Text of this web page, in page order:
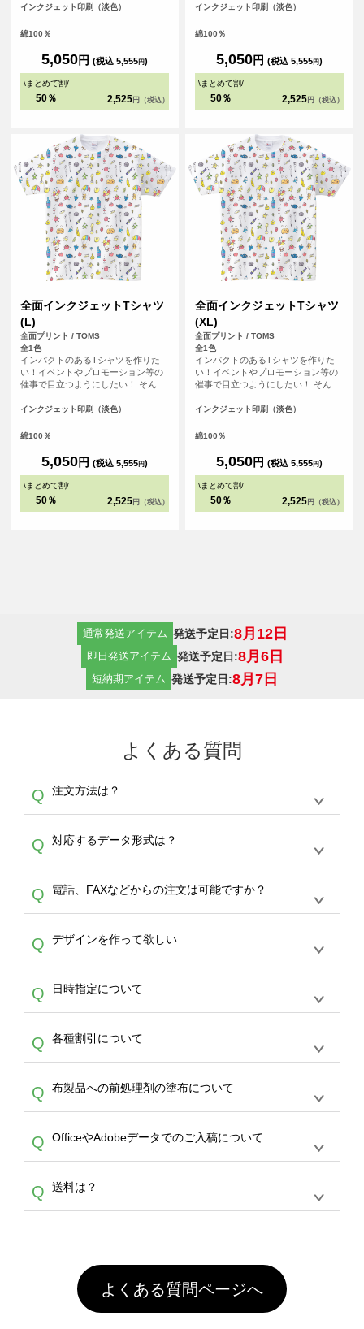
ントできるTシャツです。首元から袖
所にプリントを入れることができま
伸びにくく耐久性の高い、5.6オンス
生地のTシャツを使用。せっかくデザ
インした全面プリントも剥がれるこ
用しています。
インクジェット印刷（淡色）
綿100％
5,050円 (税込 5,555円)
\まとめて割/
50％ 2,525 円（税込）
ントできるTシャツです。首元から袖
所にプリントを入れることができま
伸びにくく耐久性の高い、5.6オンス
生地のTシャツを使用。せっかくデザ
インした全面プリントも剥がれるこ
用しています。
インクジェット印刷（淡色）
綿100％
5,050円 (税込 5,555円)
\まとめて割/
50％ 2,525 円（税込）
全面インクジェットTシャツ
(L)
全面プリント / TOMS
全1色
インパクトのあるTシャツを作りた
い！イベントやプロモーション等の
催事で目立つようにしたい！ そんな
ントできるTシャツです。首元から袖
所にプリントを入れることができま
伸びにくく耐久性の高い、5.6オンス
生地のTシャツを使用。せっかくデザ
インした全面プリントも剥がれるこ
用しています。
インクジェット印刷（淡色）
綿100％
5,050円 (税込 5,555円)
\まとめて割/
50％ 2,525 円（税込）
全面インクジェットTシャツ
(XL)
全面プリント / TOMS
全1色
インパクトのあるTシャツを作りた
い！イベントやプロモーション等の
催事で目立つようにしたい！ そんな
ントできるTシャツです。首元から袖
所にプリントを入れることができま
伸びにくく耐久性の高い、5.6オンス
生地のTシャツを使用。せっかくデザ
インした全面プリントも剥がれるこ
用しています。
インクジェット印刷（淡色）
綿100％
5,050円 (税込 5,555円)
\まとめて割/
50％ 2,525 円（税込）
通常発送アイテム 発送予定日:8月12日
即日発送アイテム 発送予定日:8月6日
短納期アイテム 発送予定日:8月7日
よくある質問
Q 注文方法は？
A
生産にて承っております。デザインツールから
デザインの作成から決済まで完了できます。
30枚以上やシルク印刷など、大口注文の場合
は、サポートが担当するエコバッグコンシェル
やタンブラーコンシェルをご利用ください。製
作する数量が多ければ多いほど、オンデマンド
サービスよりも低価格で製作することが可能で
す。
Q 対応するデータ形式は？
A
ドできるデータ形式は、JPG / PNG / AI / PSD /
PDF 形式になります。データの最大サイズ
写真などもアップロード可能です。使用できな
い画像はエラーになります。（※ Illustratorか
らの直接入稿には対応していません。AIで保存
し、デザインツールからアップロードして下さ
い）
Q 電話、FAXなどからの注文は可能ですか？
A
文のみ受け付けております。30個以上のご製
作をお考えの方は、サポートが担当するエコバ
スをご利用頂ければ、電話やFAX、メールなど
でご注文が可能です。
Q デザインを作って欲しい
A
を作って欲しい。などの場合は、製作数量が
30個以上であれば、サポート担当が、デザイ
バッグコンシェル
サー
ビスをご利用ください。(※ 30個以下の場合
は、デザインツールをご利用ください)
Q 日時指定について
A
ん。発送後18時以降に配送業者・伝票番号を
メールでお知らせいたしますので、直接配送業
者にご連絡いただき調整をお願い致します。
Q 各種割引について
A
カート内で自動的に割引(最大50%)が適用され
ます。 【付与ポイント】購入金額の1％が1ポ
イントとして付与され、次回ご注文時に1ポイ
ント＝1円としてお使いいただけます。ポイン
トは発送完了の翌日に付与され、次回ご注文時
からご利用頂けます。ポイントの有効期限は一
年間です。【会員ランク】過去10カ月のご注
文回数により会員ランク割引(最大5%)が適用
頂いても、ログインがされていなければ、ラン
クにカウントがされません。
Q 布製品への前処理剤の塗布について
A
意点（前処理剤）】カラー生地（Tシャツのホ
ワイト、トートバッグのナチュラル、ホワイト
といって、プリントを定着させるための処理剤
を塗布しており、短納期・低価格で商品をお届
害な性質で、水洗いで落とすことが可能です。
お手数ですが、お客様ご自身にて着用前に落と
していただけますようお願いいたします。※1
通常注文・直送機能でのご注文に関わらず、前
Q OfficeやAdobeデータでのご入稿について
A
ません。いずれのデータも該当デザインのみ画
像(JPEG,PNG,GIF,PDF)に変換、またはAdobe
Q 送料は？
引」などによるお値引きで4,000円未満になる
場合は送料がかかりますので、ご注意くださ
い。
よくある質問ページへ